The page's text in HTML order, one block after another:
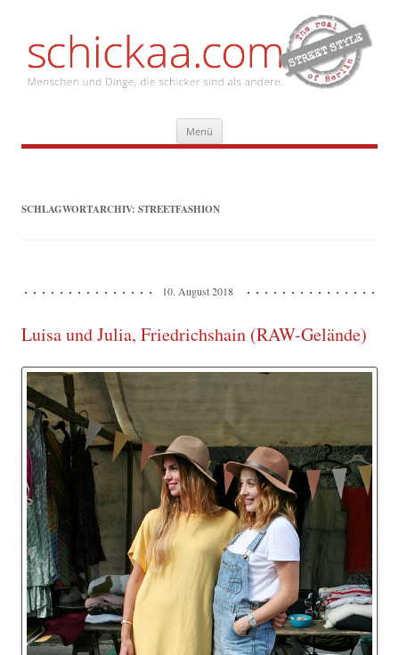
Menü Inhalt
springen
SCHLAGWORTARCHIV: STREETFASHION
10. August 2018
Luisa und Julia, Friedrichshain (RAW-Gelände)